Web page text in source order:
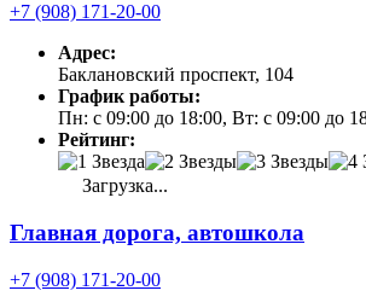
+7 (908) 171-20-00
Адрес:
Баклановский проспект, 104
График работы:
Пн: с 09:00 до 18:00, Вт: с 09:00 до
Рейтинг:
Загрузка...
Главная дорога, автошкола
+7 (908) 171-20-00